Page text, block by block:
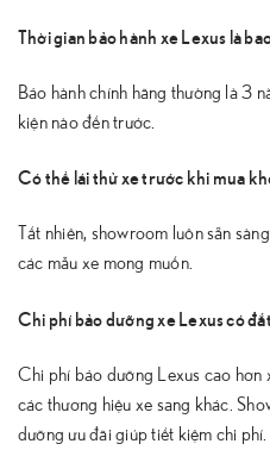
Thời gian bảo hành xe Lexus là
Bảo hành chính hãng thường là 3
kiện nào đến trước.
Có thể lái thử xe trước khi mua
Tất nhiên, showroom luôn sẵn
các mẫu xe mong muốn.
Chi phí bảo dưỡng xe Lexus có
Chi phí bảo dưỡng Lexus cao hơn
các thương hiệu xe sang khác.
dưỡng ưu đãi giúp tiết kiệm chi phí.